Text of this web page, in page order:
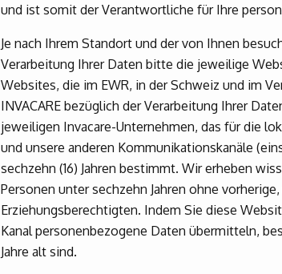
und ist somit der Verantwortliche für Ihre
Je nach Ihrem Standort und der von Ihnen
Verarbeitung Ihrer Daten bitte die jeweilige
Websites, die im EWR, in der Schweiz und im
INVACARE bezüglich der Verarbeitung Ihrer
jeweiligen Invacare-Unternehmen, das für die
und unsere anderen Kommunikationskanäle
sechzehn (16) Jahren bestimmt. Wir erheben
Personen unter sechzehn Jahren ohne
Erziehungsberechtigten. Indem Sie diese
Kanal personenbezogene Daten übermitteln,
Jahre alt sind.